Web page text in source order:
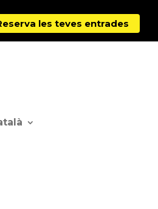
les teves entrades